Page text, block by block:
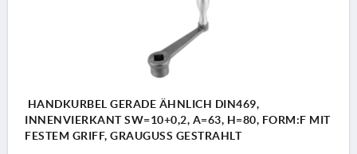
HANDKURBEL GERADE ÄHNLICH DIN469,
INNENVIERKANT SW=10+0,2, A=63, H=80, FORM:F MIT
FESTEM GRIFF, GRAUGUSS GESTRAHLT